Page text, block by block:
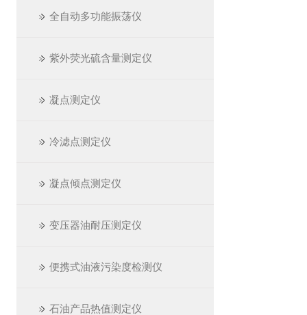
全自动多功能振荡仪
紫外荧光硫含量测定仪
凝点测定仪
冷滤点测定仪
凝点倾点测定仪
变压器油耐压测定仪
便携式油液污染度检测仪
石油产品热值测定仪